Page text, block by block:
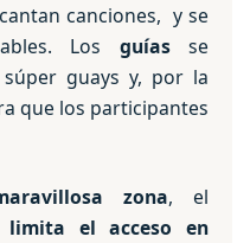
canciones, y se
Los guíasse
guays y, por la
que los participantes
zona, el
limita el acceso en